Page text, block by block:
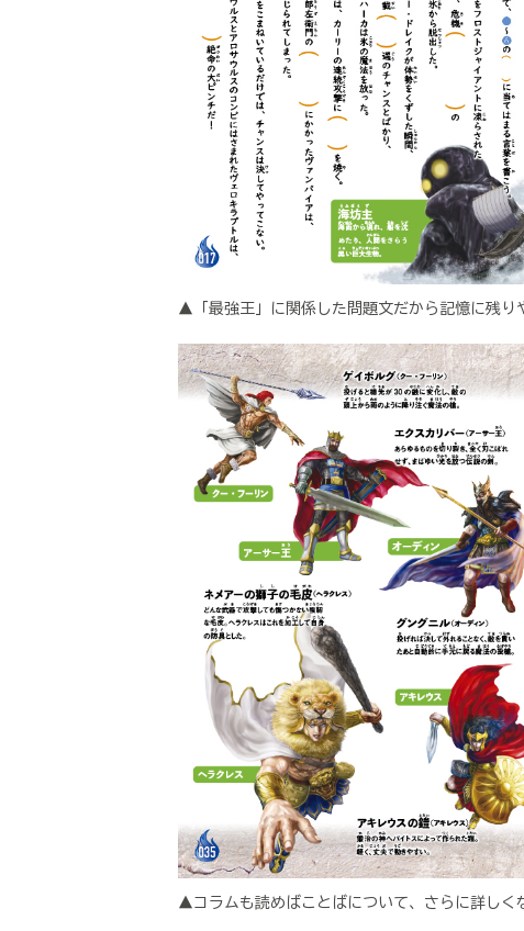
▲「最強王」に関係した問題文だから記憶に残り
▲コラムも読めばことばについて、さらに詳しく